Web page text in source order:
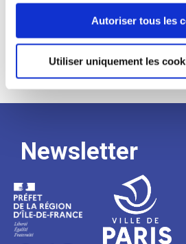
continuez à utiliser notre site Web.
Autoriser tous les
Utiliser uniquement les
de
Newsletter